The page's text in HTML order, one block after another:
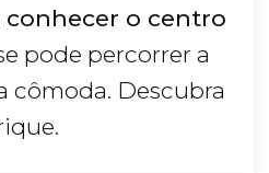
conhecer o centro
pode percorrer a
cômoda. Descubra